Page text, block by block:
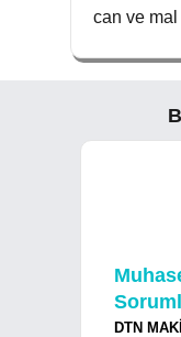
can ve
DTN